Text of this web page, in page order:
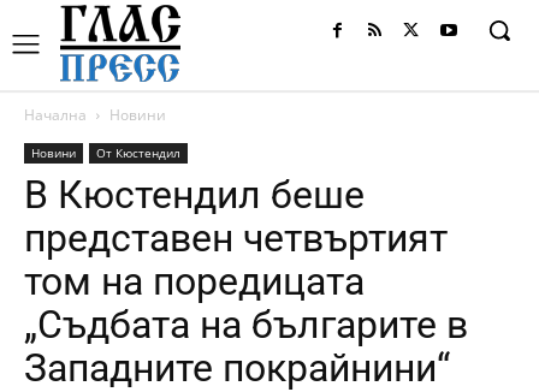
Начална Новини
Новини От Кюстендил
В Кюстендил беше
представен четвъртият
том на поредицата
„Съдбата на българите в
Западните покрайнини“